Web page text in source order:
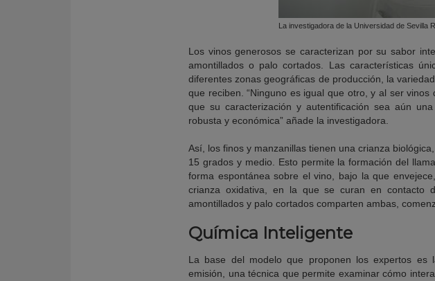
La investigadora de la Universidad de Sevilla
Los vinos generosos se caracterizan por su sabor
amontillados o palo cortados. Las características
diferentes zonas geográficas de producción, la
que reciben. “Ninguno es igual que otro, y al ser
que su caracterización y autentificación sea aún
robusta y económica” añade la investigadora.
Así, los finos y manzanillas tienen una crianza
15 grados y medio. Esto permite la formación del
forma espontánea sobre el vino, bajo la que
crianza oxidativa, en la que se curan en contacto
amontillados y palo cortados comparten ambas,
Química Inteligente
La base del modelo que proponen los expertos es
emisión, una técnica que permite examinar cómo